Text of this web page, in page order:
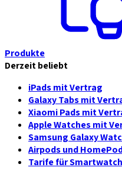
Produkte
Derzeit beliebt
iPads mit Vertrag
Galaxy Tabs mit
Xiaomi Pads mit
Apple Watches mit
Samsung Galaxy
Airpods und
Tarife für